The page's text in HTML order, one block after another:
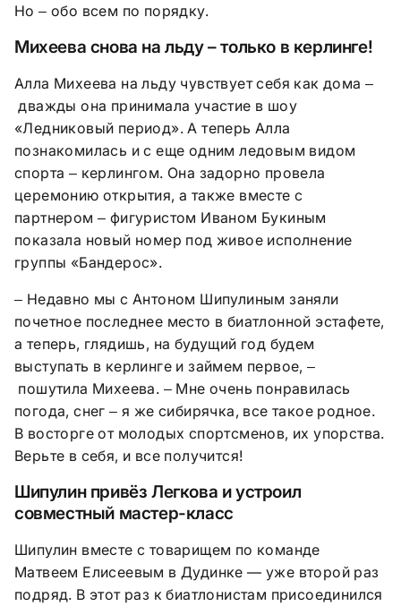
Но– обо всем по порядку.
Михеева снова на льду – только в керлинге!
Алла Михеева на льду чувствует себя как дома –
дважды она принимала участие в шоу
«Ледниковый период». А теперь Алла
познакомилась и с еще одним ледовым видом
спорта – керлингом. Она задорно провела
церемонию открытия, а также вместе с
партнером– фигуристом Иваном Букиным
показала новый номер под живое исполнение
группы «Бандерос».
– Недавно мы с Антоном Шипулиным заняли
почетное последнее место в биатлонной эстафете,
а теперь, глядишь, на будущий год будем
выступать в керлинге и займем первое,–
пошутила Михеева. – Мне очень понравилась
погода, снег– я же сибирячка, все такое родное.
В восторге от молодых спортсменов, их упорства.
Верьте в себя, и все получится!
Шипулин привёз Легкова и устроил
совместный мастер-класс
Шипулин вместе с товарищем по команде
Матвеем Елисеевым в Дудинке — уже второй раз
подряд. В этот раз к биатлонистам присоединился